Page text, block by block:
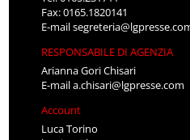
Fax: 0165.1820141
E-mail
RESPONSABILE DI AGENZIA
Arianna Gori Chisari
E-maila.chisari@lgpresse.com
Account
Luca Torino